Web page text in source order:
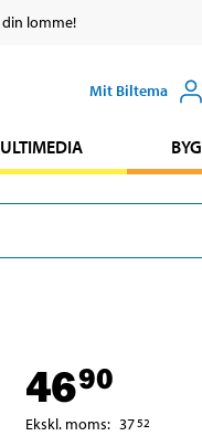
lomme!
Mit Biltema
4690
Ekskl. moms: 3752